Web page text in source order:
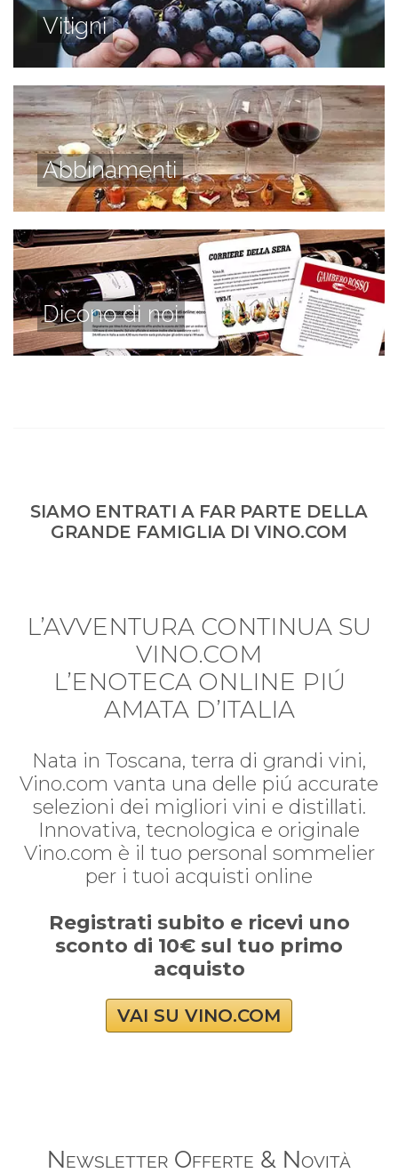
Vitigni
Abbinamenti
Dicono di noi
SIAMO ENTRATI A FAR PARTE DELLA
GRANDE FAMIGLIA DI VINO.COM
L’AVVENTURA CONTINUA SU
VINO.COM
L’ENOTECA ONLINE PIÚ
AMATA D’ITALIA
Nata in Toscana, terra di grandi vini,
Vino.com vanta una delle piú accurate
selezioni dei migliori vini e distillati.
Innovativa, tecnologica e originale
Vino.com è il tuo personal sommelier
per i tuoi acquisti online
Registrati subito e ricevi uno
sconto di 10€ sul tuo primo
acquisto
VAI SU VINO.COM
Newsletter Offerte & Novità